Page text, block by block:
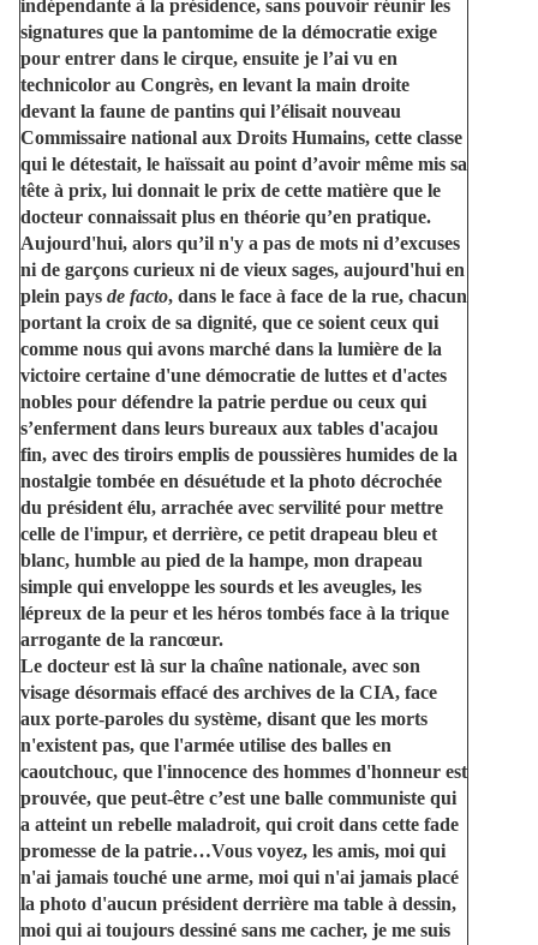
indépendante à la présidence, sans pouvoir réunir les
signatures que la pantomime de la démocratie exige
pour entrer dans le cirque, ensuite je l’ai vu en
technicolor au Congrès, en levant la main droite
devant la faune de pantins qui l’élisait nouveau
Commissaire national aux Droits Humains, cette classe
qui le détestait, le haïssait au point d’avoir même mis sa
tête à prix, lui donnait le prix de cette matière que le
docteur connaissait plus en théorie qu’en pratique.
Aujourd'hui, alors qu’il n'y a pas de mots ni d’excuses
ni de garçons curieux ni de vieux sages, aujourd'hui en
plein pays de facto, dans le face à face de la rue, chacun
portant la croix de sa dignité, que ce soient ceux qui
comme nous qui avons marché dans la lumière de la
victoire certaine d'une démocratie de luttes et d'actes
nobles pour défendre la patrie perdue ou ceux qui
s’enferment dans leurs bureaux aux tables d'acajou
fin, avec des tiroirs emplis de poussières humides de la
nostalgie tombée en désuétude et la photo décrochée
du président élu, arrachée avec servilité pour mettre
celle de l'impur, et derrière, ce petit drapeau bleu et
blanc, humble au pied de la hampe, mon drapeau
simple qui enveloppe les sourds et les aveugles, les
lépreux de la peur et les héros tombés face à la trique
arrogante de la rancœur.
Le docteur est là sur la chaîne nationale, avec son
visage désormais effacé des archives de la CIA, face
aux porte-paroles du système, disant que les morts
n'existent pas, que l'armée utilise des balles en
caoutchouc, que l'innocence des hommes d'honneur est
prouvée, que peut-être c’est une balle communiste qui
a atteint un rebelle maladroit, qui croit dans cette fade
promesse de la patrie…Vous voyez, les amis, moi qui
n'ai jamais touché une arme, moi qui n'ai jamais placé
la photo d'aucun président derrière ma table à dessin,
moi qui ai toujours dessiné sans me cacher, je me suis